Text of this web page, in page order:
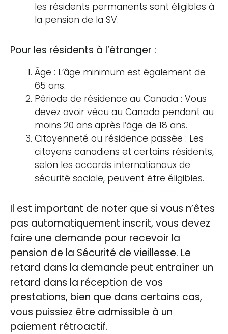
les résidents permanents sont éligibles à
la pension de la SV.
Pour les résidents à l’étranger :
Âge : L’âge minimum est également de
65 ans.
Période de résidence au Canada : Vous
devez avoir vécu au Canada pendant au
moins 20 ans après l’âge de 18 ans.
Citoyenneté ou résidence passée : Les
citoyens canadiens et certains résidents,
selon les accords internationaux de
sécurité sociale, peuvent être éligibles.
Il est important de noter que si vous n’êtes
pas automatiquement inscrit, vous devez
faire une demande pour recevoir la
pension de la Sécurité de vieillesse. Le
retard dans la demande peut entraîner un
retard dans la réception de vos
prestations, bien que dans certains cas,
vous puissiez être admissible à un
paiement rétroactif.